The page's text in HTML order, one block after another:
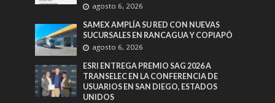
agosto 6, 2026
SAMEX AMPLÍA SU RED CON NUEVAS
SUCURSALES EN RANCAGUA Y COPIAPÓ
agosto 6, 2026
ESRI ENTREGA PREMIO SAG 2026 A
TRANSELEC EN LA CONFERENCIA DE
USUARIOS EN SAN DIEGO, ESTADOS
UNIDOS